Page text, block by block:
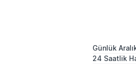
Günlük
24 Saatlik